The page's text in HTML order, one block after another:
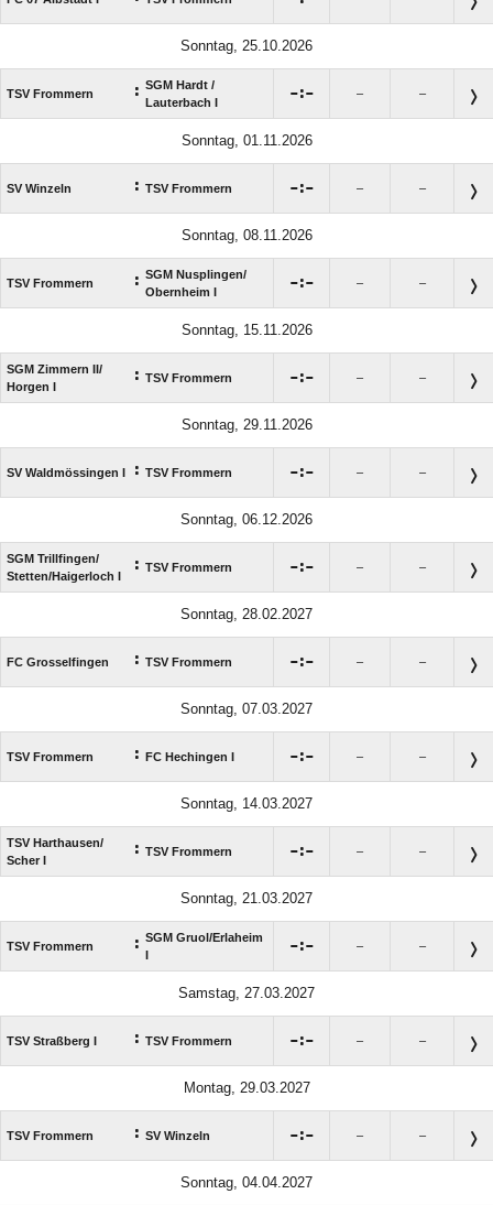
Sonntag, 25.10.2026
TSV Frommern : SGM Hardt /​
Lauterbach I
: – –
Sonntag, 01.11.2026
SV Winzeln : TSV Frommern : – –
Sonntag, 08.11.2026
TSV Frommern : SGM Nusplingen/​
Obernheim I
: – –
Sonntag, 15.11.2026
SGM Zimmern II/​
Horgen I
: TSV Frommern : – –
Sonntag, 29.11.2026
SV Waldmössingen I : TSV Frommern : – –
Sonntag, 06.12.2026
SGM Trillfingen/​
Stetten/​Haigerloch I
: TSV Frommern : – –
Sonntag, 28.02.2027
FC Grosselfingen : TSV Frommern : – –
Sonntag, 07.03.2027
TSV Frommern : FC Hechingen I : – –
Sonntag, 14.03.2027
TSV Harthausen/​
Scher I
: TSV Frommern : – –
Sonntag, 21.03.2027
TSV Frommern : SGM Gruol/​Erlaheim
: – –
Samstag, 27.03.2027
TSV Straßberg I : TSV Frommern : – –
Montag, 29.03.2027
TSV Frommern : SV Winzeln : – –
Sonntag, 04.04.2027